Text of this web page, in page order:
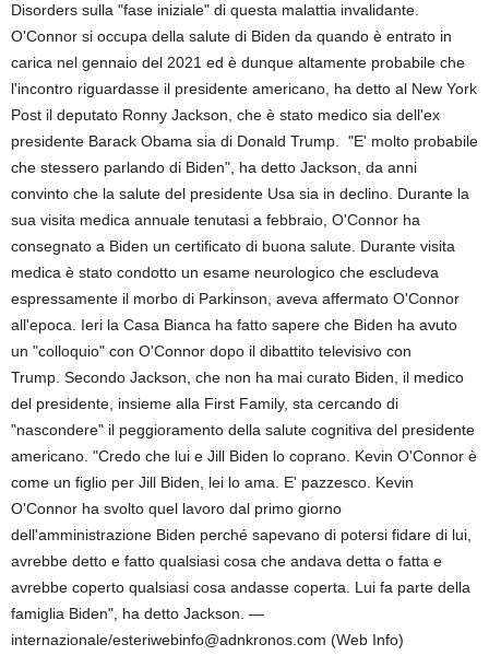
Disorders sulla "fase iniziale" di questa malattia invalidante.
O'Connor si occupa della salute di Biden da quando è entrato in
carica nel gennaio del 2021 ed è dunque altamente probabile che
l'incontro riguardasse il presidente americano, ha detto al New York
Post il deputato Ronny Jackson, che è stato medico sia dell'ex
presidente Barack Obama sia di Donald Trump. "E' molto probabile
che stessero parlando di Biden", ha detto Jackson, da anni
convinto che la salute del presidente Usa sia in declino. Durante la
sua visita medica annuale tenutasi a febbraio, O'Connor ha
consegnato a Biden un certificato di buona salute. Durante visita
medica è stato condotto un esame neurologico che escludeva
espressamente il morbo di Parkinson, aveva affermato O'Connor
all'epoca. Ieri la Casa Bianca ha fatto sapere che Biden ha avuto
un "colloquio" con O'Connor dopo il dibattito televisivo con
Trump. Secondo Jackson, che non ha mai curato Biden, il medico
del presidente, insieme alla First Family, sta cercando di
"nascondere" il peggioramento della salute cognitiva del presidente
americano. "Credo che lui e Jill Biden lo coprano. Kevin O'Connor è
come un figlio per Jill Biden, lei lo ama. E' pazzesco. Kevin
O'Connor ha svolto quel lavoro dal primo giorno
dell'amministrazione Biden perché sapevano di potersi fidare di lui,
avrebbe detto e fatto qualsiasi cosa che andava detta o fatta e
avrebbe coperto qualsiasi cosa andasse coperta. Lui fa parte della
famiglia Biden", ha detto Jackson. —
internazionale/esteriwebinfo@adnkronos.com (Web Info)